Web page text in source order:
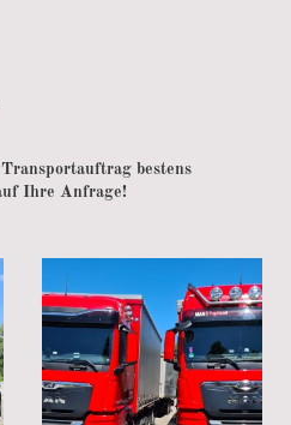
bestens
Ihre Anfrage!